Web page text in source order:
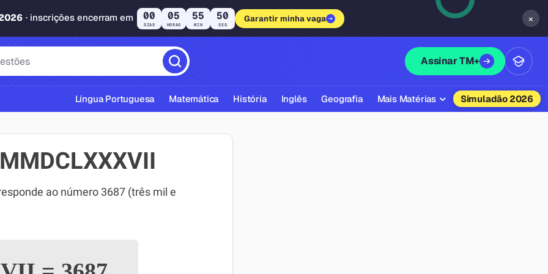
· inscrições encerram em 00
DIAS
05
HORAS
55
MIN
49
SEG
Garantir minha vaga ×
Assinar TM+
ABNT
Língua Portuguesa Matemática História Inglês Geografia Mais Matérias Simuladão 2026
ao número 3687 (três mil e